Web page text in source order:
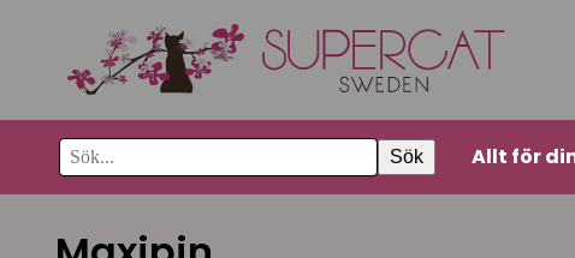
Sök Allt för